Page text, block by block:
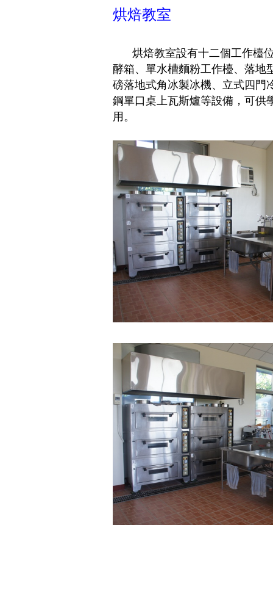
烘焙教室
烘焙教室設有十二個工作檯
酵箱、單水槽麵粉工作檯、落地
磅落地式角冰製冰機、立式四門
鋼單口桌上瓦斯爐等設備，可供
用。